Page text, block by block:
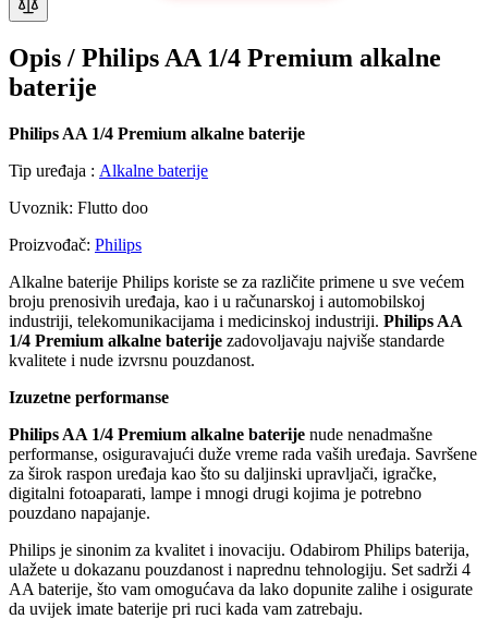
Opis / Philips AA 1/4 Premium alkalne
baterije
Philips AA 1/4 Premium alkalne baterije
Tip uređaja : Alkalne baterije
Uvoznik: Flutto doo
Proizvođač: Philips
Alkalne baterije Philips koriste se za različite primene u sve većem
broju prenosivih uređaja, kao i u računarskoj i automobilskoj
industriji, telekomunikacijama i medicinskoj industriji. Philips AA
1/4 Premium alkalne baterije zadovoljavaju najviše standarde
kvalitete i nude izvrsnu pouzdanost.
Izuzetne performanse
Philips AA 1/4 Premium alkalne baterije nude nenadmašne
performanse, osiguravajući duže vreme rada vaših uređaja. Savršene
za širok raspon uređaja kao što su daljinski upravljači, igračke,
digitalni fotoaparati, lampe i mnogi drugi kojima je potrebno
pouzdano napajanje.
Philips je sinonim za kvalitet i inovaciju. Odabirom Philips baterija,
ulažete u dokazanu pouzdanost i naprednu tehnologiju. Set sadrži 4
AA baterije, što vam omogućava da lako dopunite zalihe i osigurate
da uvijek imate baterije pri ruci kada vam zatrebaju.